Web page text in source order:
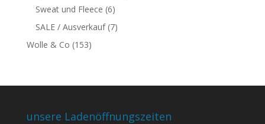
Sweat und Fleece (6)
SALE / Ausverkauf (7)
Wolle & Co (153)
unsere Ladenöffnungszeiten